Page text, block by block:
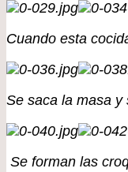
Cuando esta
Se saca la masa y
Se forman las